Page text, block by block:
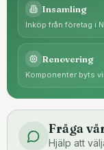
Insamling
Inköp från företag i
Renovering
Komponenter byts
Fråga
Hjälp att